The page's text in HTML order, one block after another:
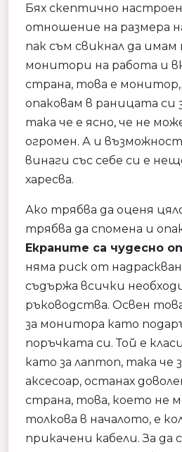
Бях скептично
отношение на размера
пак съм свикнал да имам
монитори на работа и
страна, това е
опаковам в раницата си
така че е ясно, че не
огромен. А и
винаги със себе си е
харесва.
Ако трябва да оценя
трябва да спомена и
Екраните са чудесно
няма риск от
съдържа всички
ръководства. Освен
за монитора като
поръчката си. Той е
като за лаптоп, така че
аксесоар, останах
страна, това, което не
толкова в началото, е
прикачени кабели. За да